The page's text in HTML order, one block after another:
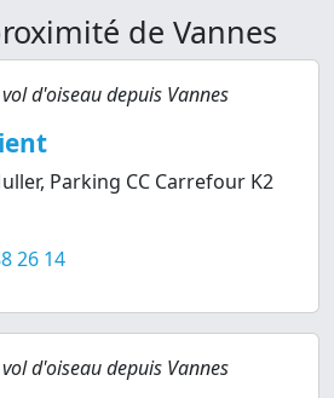
de Vannes
d'oiseau depuis Vannes
Parking CC Carrefour K2
26 14
d'oiseau depuis Vannes